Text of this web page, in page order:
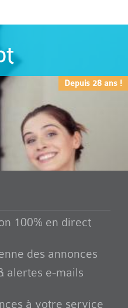
Depuis 28 ans !
100% en direct
des annonces
alertes e-mails
à votre service